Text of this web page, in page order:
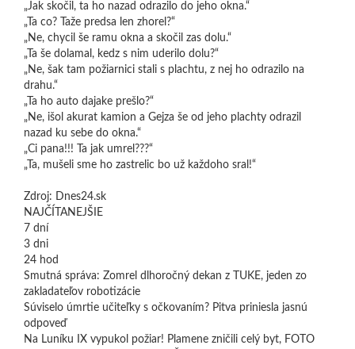
„Jak skočil, ta ho nazad odrazilo do jeho okna.“
„Ta co? Taže predsa len zhorel?“
„Ne, chycil še ramu okna a skočil zas dolu.“
„Ta še dolamal, kedz s nim uderilo dolu?“
„Ne, šak tam požiarnici stali s plachtu, z nej ho odrazilo na
drahu.“
„Ta ho auto dajake prešlo?“
„Ne, išol akurat kamion a Gejza še od jeho plachty odrazil
nazad ku sebe do okna.“
„Ci pana!!! Ta jak umrel???“
„Ta, mušeli sme ho zastrelic bo už každoho sral!“
Zdroj: Dnes24.sk
NAJČÍTANEJŠIE
7 dní
3 dni
24 hod
Smutná správa: Zomrel dlhoročný dekan z TUKE, jeden zo
zakladateľov robotizácie
Súviselo úmrtie učiteľky s očkovaním? Pitva priniesla jasnú
odpoveď
Na Luníku IX vypukol požiar! Plamene zničili celý byt, FOTO